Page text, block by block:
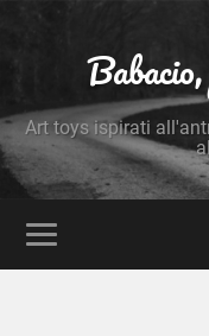
Art toys ispirati